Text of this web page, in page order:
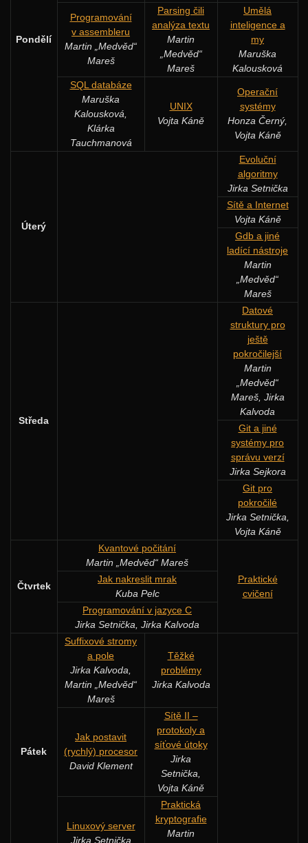
Pondělí
Programování
v assembleru
Martin „Medvěd“
Mareš
Parsing čili
analýza textu
Martin
„Medvěd“
Mareš
Umělá
inteligence a
my
Maruška
Kalousková
SQL databáze
Maruška
Kalousková,
Klárka
Tauchmanová
UNIX
Vojta Káně
Operační
systémy
Honza Černý,
Vojta Káně
Úterý
Evoluční
algoritmy
Jirka Setnička
Sítě a Internet
Vojta Káně
Gdb a jiné
ladící nástroje
Martin
„Medvěd“
Mareš
Středa
Datové
struktury pro
ještě
pokročilejší
Martin
„Medvěd“
Mareš, Jirka
Kalvoda
Git a jiné
systémy pro
správu verzí
Jirka Sejkora
Git pro
pokročilé
Jirka Setnička,
Vojta Káně
Čtvrtek
Kvantové počitání
Martin „Medvěd“ Mareš
Praktické
cvičení
Jak nakreslit mrak
Kuba Pelc
Programování v jazyce C
Jirka Setnička, Jirka Kalvoda
Pátek
Suffixové stromy
a pole
Jirka Kalvoda,
Martin „Medvěd“
Mareš
Těžké
problémy
Jirka Kalvoda
Jak postavit
(rychlý) procesor
David Klement
Sítě II –
protokoly a
síťové útoky
Jirka
Setnička,
Vojta Káně
Linuxový server
Jirka Setnička
Praktická
kryptografie
Martin